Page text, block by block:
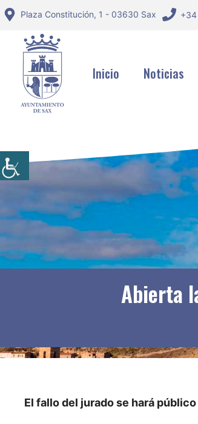
Saltar
contenido
Plaza Constitución, 1 - 03630 Sax
Inicio Noticias
Abierta
El fallo del jurado se hará